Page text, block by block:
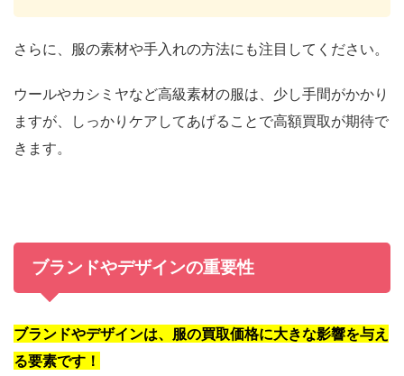
さらに、服の素材や手入れの方法にも注目してください。
ウールやカシミヤなど高級素材の服は、少し手間がかかり
ますが、しっかりケアしてあげることで高額買取が期待で
きます。
ブランドやデザインの重要性
ブランドやデザインは、服の買取価格に大きな影響を与え
る要素です！